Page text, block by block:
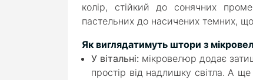
колір, стійкий до сонячних
пастельних до насичених темних, що
Як виглядатимуть штори з
У вітальні: мікровелюр додає
простір від надлишку світла. А